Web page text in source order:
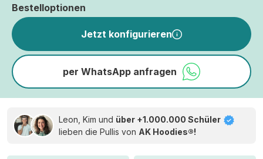
Bestelloptionen
Jetzt konfigurieren
per WhatsApp anfragen
Leon, Kim und über +1.000.000 Schüler
lieben die Pullis von AK Hoodies®!